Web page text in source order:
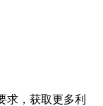
求，获取更多利